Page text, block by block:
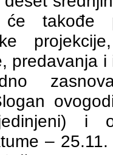
takođe
predavanja
i
–